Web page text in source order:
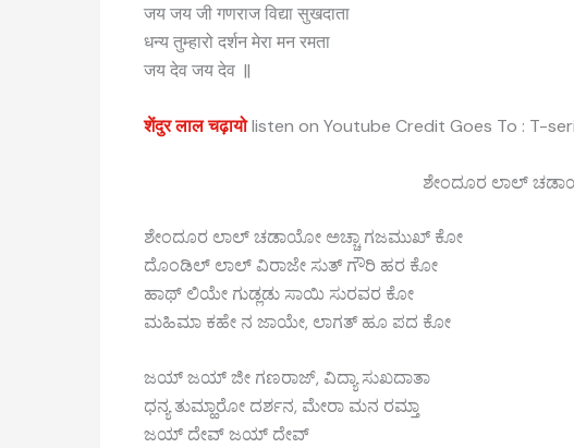
जय जय जी गणराज विद्या सुखदाता
धन्य तुम्हारो दर्शन मेरा मन रमता
जय देव जय देव ||
शेंदुर लाल चढ़ायोlisten on Youtube Credit Goes To : T-
ಶೇಂದೂರ ಲಾಲ್
ಶೇಂದೂರ ಲಾಲ್ ಚಡಾಯೋ ಅಚ್ಚಾ ಗಜಮುಖ್ ಕೋ
ದೊಂಡಿಲ್ ಲಾಲ್ ವಿರಾಜೇ ಸುತ್ ಗೌರಿ ಹರ ಕೋ
ಹಾಥ್ ಲಿಯೇ ಗುಡ್ಲಡು ಸಾಯಿ ಸುರವರ ಕೋ
ಮಹಿಮಾ ಕಹೇ ನ ಜಾಯೇ, ಲಾಗತ್ ಹೂ ಪದ ಕೋ
ಜಯ್ ಜಯ್ ಜೀ ಗಣರಾಜ್, ವಿದ್ಯಾ ಸುಖದಾತಾ
ಧನ್ಯ ತುಮ್ಹಾರೋ ದರ್ಶನ, ಮೇರಾ ಮನ ರಮ್ತಾ
ಜಯ್ ದೇವ್ ಜಯ್ ದೇವ್